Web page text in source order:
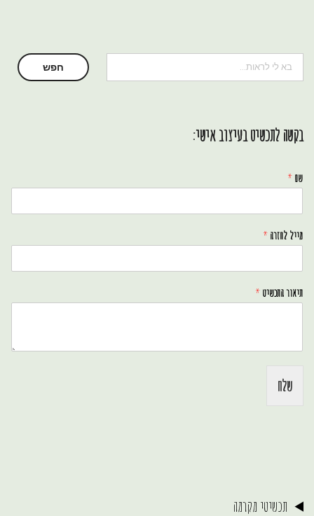
חיפוש חפש
בקשה לתכשיט בעיצוב אישי:
שם *
מייל לחזרה *
תיאור התכשיט *
שלח
תכשיטי מקרמה